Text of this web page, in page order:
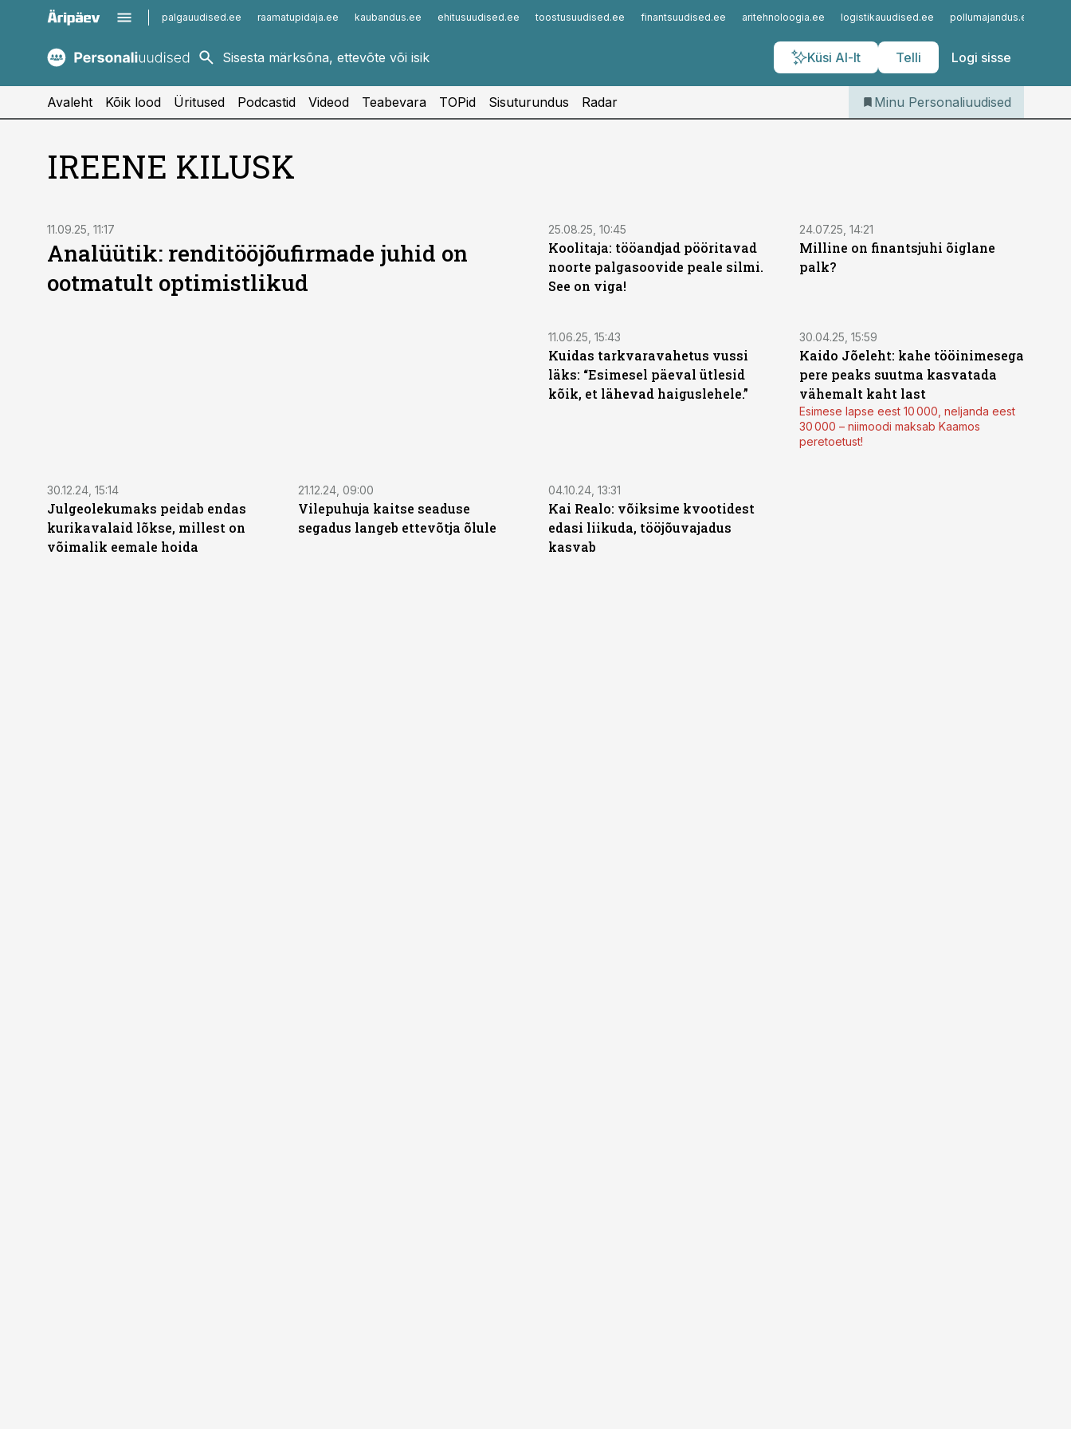
palgauudised.ee raamatupidaja.ee kaubandus.ee ehitusuudised.ee toostusuudised.ee finantsuudised.ee aritehnoloogia.ee logistikauudised.ee pollumajandus.ee
Küsi AI-lt Telli Logi sisse
kaubandus.ee
kinnisvarauudised.ee
imelineajalugu.ee
Infopank
Iseteenindus
Telli Personaliuudised
Avaleht Kõik lood Üritused Podcastid Videod Teabevara TOPid Sisuturundus Radar Minu Personaliuudised
IREENE KILUSK
11.09.25, 11:17
Analüütik: renditööjõufirmade juhid on
ootmatult optimistlikud
25.08.25, 10:45
Koolitaja: tööandjad pööritavad
noorte palgasoovide peale silmi.
See on viga!
24.07.25, 14:21
Milline on finantsjuhi õiglane
palk?
11.06.25, 15:43
Kuidas tarkvaravahetus vussi
läks: “Esimesel päeval ütlesid
kõik, et lähevad haiguslehele.”
30.04.25, 15:59
Kaido Jõeleht: kahe tööinimesega
pere peaks suutma kasvatada
vähemalt kaht last
Esimese lapse eest 10 000, neljanda eest
30 000 – niimoodi maksab Kaamos
peretoetust!
30.12.24, 15:14
Julgeolekumaks peidab endas
kurikavalaid lõkse, millest on
võimalik eemale hoida
21.12.24, 09:00
Vilepuhuja kaitse seaduse
segadus langeb ettevõtja õlule
04.10.24, 13:31
Kai Realo: võiksime kvootidest
edasi liikuda, tööjõuvajadus
kasvab